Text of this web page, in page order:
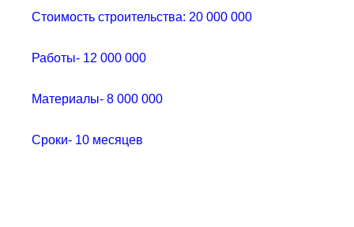
Стоимость строительства: 20 000 000
Работы- 12 000 000
Материалы- 8 000 000
Сроки- 10 месяцев